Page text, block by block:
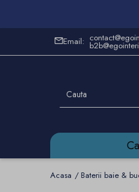
Email:
Acasa Baterii baie &